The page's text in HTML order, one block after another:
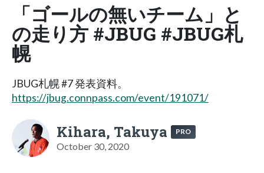
「ゴールの無いチーム」と
の走り方 #JBUG #JBUG札
幌
JBUG札幌 #7 発表資料。
https://jbug.connpass.com/event/191071/
Kihara, Takuya PRO
October 30, 2020